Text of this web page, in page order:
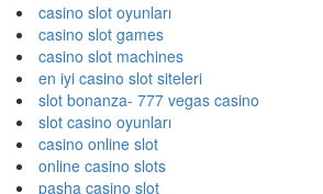
casino slot oyunları
casino slot games
casino slot machines
en iyi casino slot siteleri
slot bonanza- 777 vegas casino
slot casino oyunları
casino online slot
online casino slots
pasha casino slot